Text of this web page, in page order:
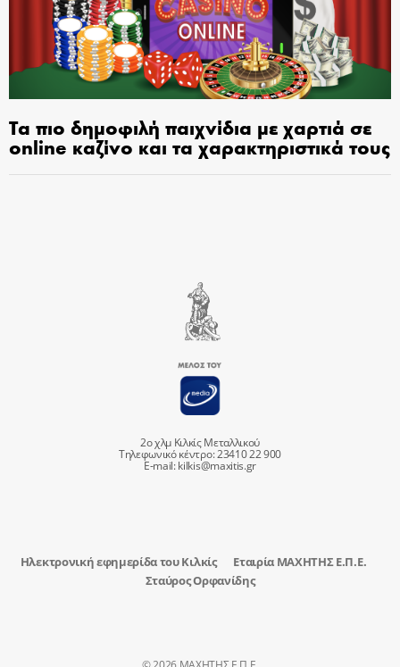
Τα πιο δημοφιλή παιχνίδια με χαρτιά σε
online καζίνο και τα χαρακτηριστικά τους
2ο χλμ Κιλκίς Μεταλλικού
Τηλεφωνικό κέντρο: 23410 22 900
E-mail:kilkis@maxitis.gr
Ηλεκτρονική εφημερίδα του Κιλκίς
Εταιρία ΜΑΧΗΤΗΣ Ε.Π.Ε.
Σταύρος Ορφανίδης